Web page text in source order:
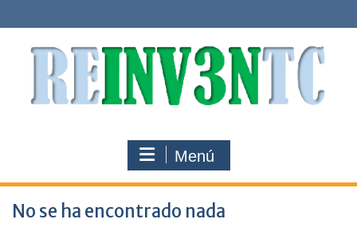
al
Menú
No se ha encontrado nada